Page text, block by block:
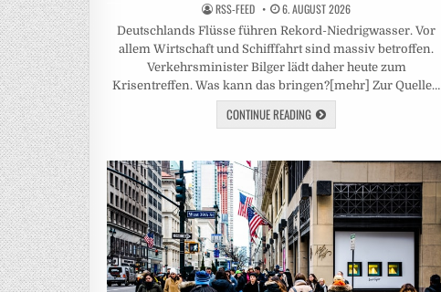
RSS-FEED 6. AUGUST 2026
Deutschlands Flüsse führen Rekord-Niedrigwasser. Vor
allem Wirtschaft und Schifffahrt sind massiv betroffen.
Verkehrsminister Bilger lädt daher heute zum
Krisentreffen. Was kann das bringen?[mehr] Zur Quelle…
CONTINUE READING